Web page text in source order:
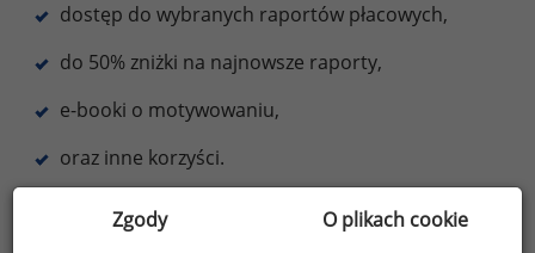
dostęp do wybranych raportów płacowych,
do 50% zniżki na najnowsze raporty,
e-booki o motywowaniu,
oraz inne korzyści.
Dowiedz się więcej
Zgody O plikach cookie